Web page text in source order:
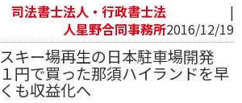
司法書士法人・行政書士法
人星野合同事務所
|
2016/12/19
スキー場再生の日本駐車場開発
１円で買った那須ハイランドを早
くも収益化へ